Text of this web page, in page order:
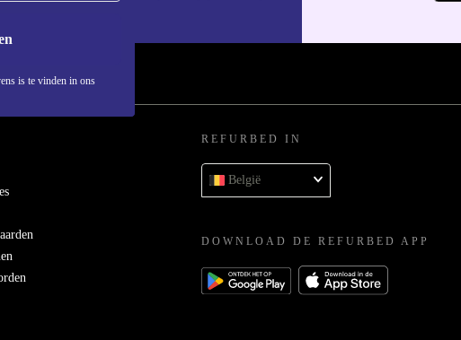
en
Geen
bent
werkt de
is te vinden in ons
REFURBED IN
België
DOWNLOAD DE REFURBED APP